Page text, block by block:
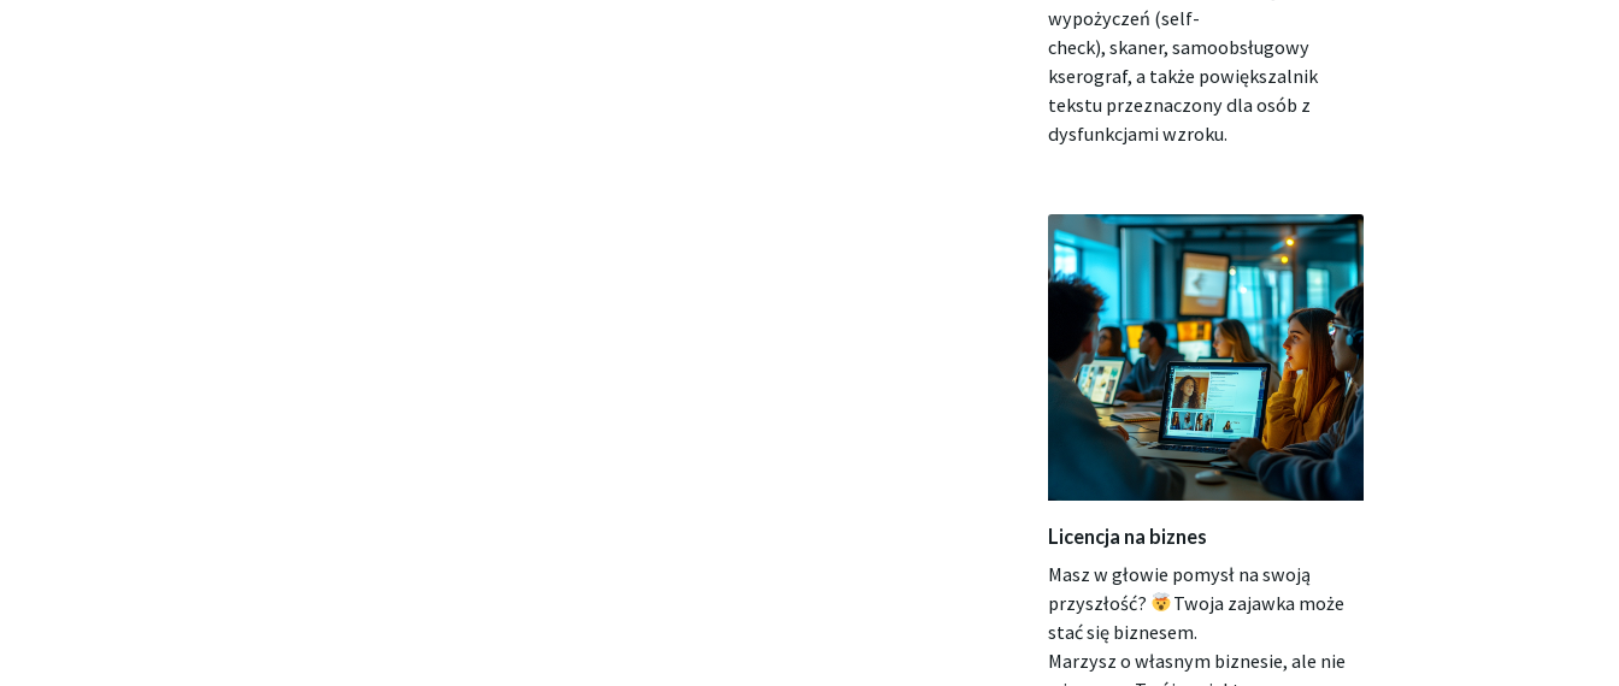
wypożyczeń (self-
check), skaner, samoobsługowy
kserograf, a także powiększalnik
tekstu przeznaczony dla osób z
dysfunkcjami wzroku.
Licencja na biznes
Masz w głowie pomysł na swoją
przyszłość?
Twoja zajawka może
stać się biznesem.
Marzysz o własnym biznesie, ale nie